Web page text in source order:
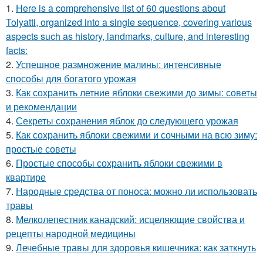
1. Here is a comprehensive list of 60 questions about
Tolyatti, organized into a single sequence, covering various
aspects such as history, landmarks, culture, and interesting
facts:
2. Успешное размножение малины: интенсивные
способы для богатого урожая
3. Как сохранить летние яблоки свежими до зимы: советы
и рекомендации
4. Секреты сохранения яблок до следующего урожая
5. Как сохранить яблоки свежими и сочными на всю зиму:
простые советы
6. Простые способы сохранить яблоки свежими в
квартире
7. Народные средства от поноса: можно ли использовать
травы
8. Мелколепестник канадский: исцеляющие свойства и
рецепты народной медицины
9. Лечебные травы для здоровья кишечника: как заткнуть